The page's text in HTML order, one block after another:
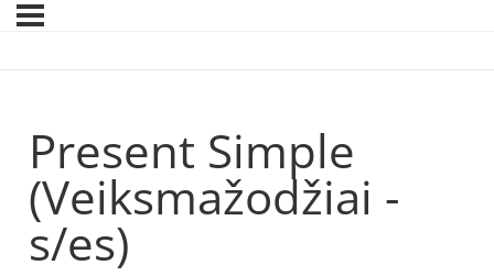
Present Simple
(Veiksmažodžiai -
s/es)